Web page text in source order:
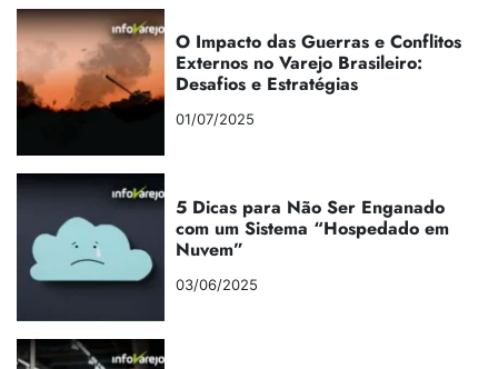
O Impacto das Guerras e Conflitos
Externos no Varejo Brasileiro:
Desafios e Estratégias
01/07/2025
5 Dicas para Não Ser Enganado
com um Sistema “Hospedado em
Nuvem”
03/06/2025